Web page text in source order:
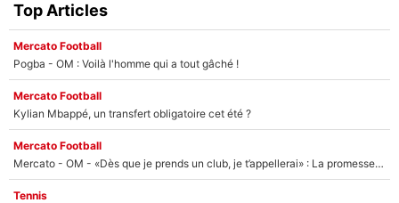
Top Articles
Mercato Football
Pogba - OM : Voilà l'homme qui a tout gâché !
Mercato Football
Kylian Mbappé, un transfert obligatoire cet été ?
Mercato Football
Mercato - OM - «Dès que je prends un club, je t’appellerai» : La promesse de Marcelino au moment de claquer la porte
Tennis